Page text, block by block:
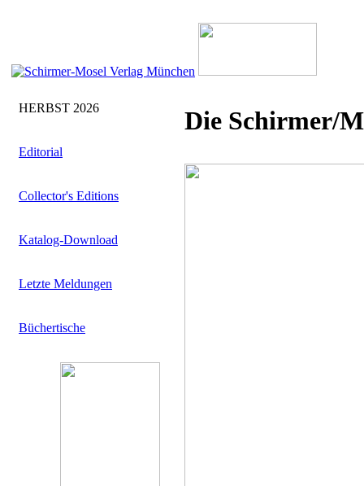
HERBST 2026
Editorial
Collector's Editions
Katalog-Download
Letzte Meldungen
Büchertische
Die Schirmer/